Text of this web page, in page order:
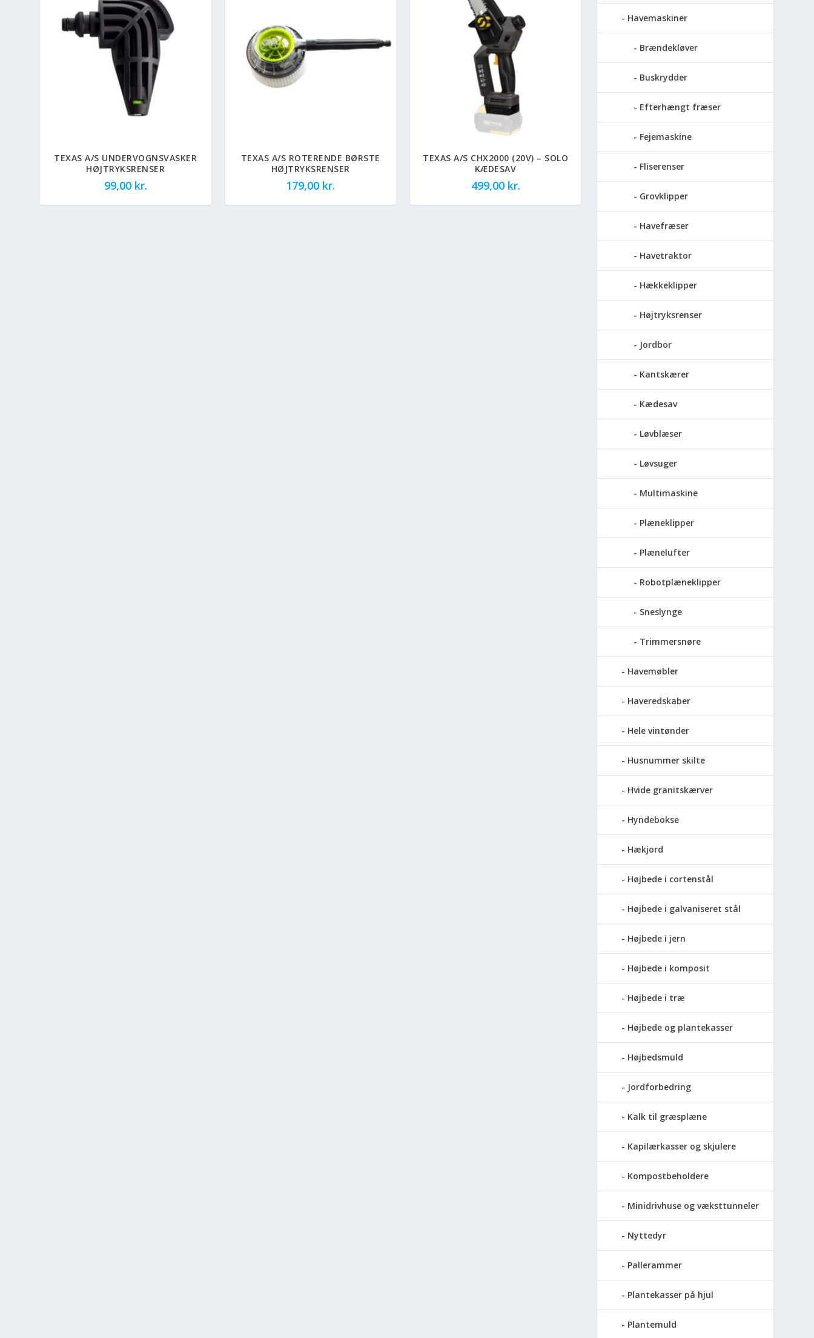
TEXAS A/S UNDERVOGNSVASKER
HØJTRYKSRENSER
99,00 kr.
TEXAS A/S ROTERENDE BØRSTE
HØJTRYKSRENSER
179,00 kr.
TEXAS A/S CHX2000 (20V) – SOLO
KÆDESAV
499,00 kr.
Havemaskiner
Brændekløver
Buskrydder
Efterhængt fræser
Fejemaskine
Fliserenser
Grovklipper
Havefræser
Havetraktor
Hækkeklipper
Højtryksrenser
Jordbor
Kantskærer
Kædesav
Løvblæser
Løvsuger
Multimaskine
Plæneklipper
Plænelufter
Robotplæneklipper
Sneslynge
Trimmersnøre
Havemøbler
Haveredskaber
Hele vintønder
Husnummer skilte
Hvide granitskærver
Hyndebokse
Hækjord
Højbede i cortenstål
Højbede i galvaniseret stål
Højbede i jern
Højbede i komposit
Højbede i træ
Højbede og plantekasser
Højbedsmuld
Jordforbedring
Kalk til græsplæne
Kapilærkasser og skjulere
Kompostbeholdere
Minidrivhuse og væksttunneler
Nyttedyr
Pallerammer
Plantekasser på hjul
Plantemuld